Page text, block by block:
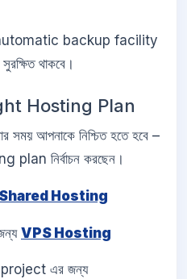
backup facility
থাকবে।
Hosting Plan
আপনাকে নিশ্চিত হতে হবে –
plan নির্বাচন করছেন।
Shared Hosting
VPS Hosting
এর জন্য